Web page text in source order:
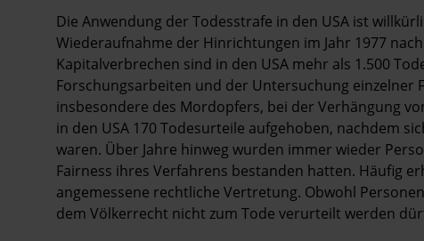
Hintergrund
Die Anwendung der Todesstrafe in den USA ist
Wiederaufnahme der Hinrichtungen im Jahr 1977
Kapitalverbrechen sind in den USA mehr als 1.500
Forschungsarbeiten und der Untersuchung einzelner
insbesondere des Mordopfers, bei der Verhängung
in den USA 170 Todesurteile aufgehoben, nachdem
waren. Über Jahre hinweg wurden immer wieder
Fairness ihres Verfahrens bestanden hatten. Häufig
angemessene rechtliche Vertretung. Obwohl
dem Völkerrecht nicht zum Tode verurteilt werden